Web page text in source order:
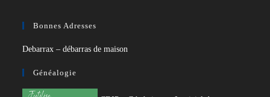
Bonnes Adresses
Debarrax – débarras de maison
Généalogie